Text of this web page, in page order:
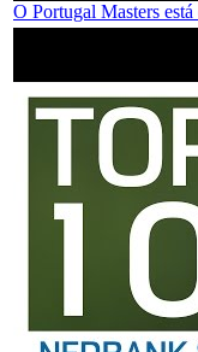
O Portugal Masters